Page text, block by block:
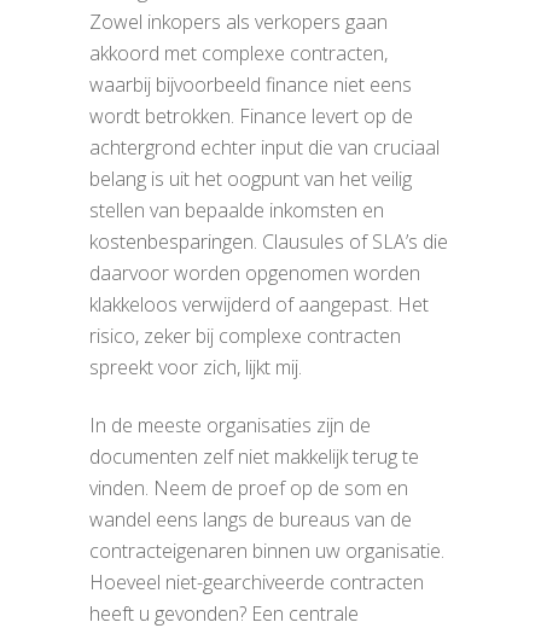
Zowel inkopers als verkopers gaan
akkoord met complexe contracten,
waarbij bijvoorbeeld finance niet eens
wordt betrokken. Finance levert op de
achtergrond echter input die van cruciaal
belang is uit het oogpunt van het veilig
stellen van bepaalde inkomsten en
kostenbesparingen. Clausules of SLA’s die
daarvoor worden opgenomen worden
klakkeloos verwijderd of aangepast. Het
risico, zeker bij complexe contracten
spreekt voor zich, lijkt mij.
In de meeste organisaties zijn de
documenten zelf niet makkelijk terug te
vinden. Neem de proef op de som en
wandel eens langs de bureaus van de
contracteigenaren binnen uw organisatie.
Hoeveel niet-gearchiveerde contracten
heeft u gevonden? Een centrale